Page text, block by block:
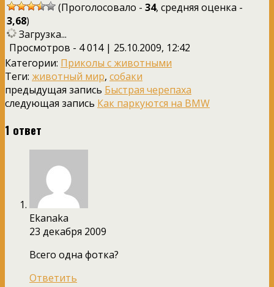
(Проголосовало - 34, средняя оценка -
3,68)
Загрузка...
Просмотров - 4 014 | 25.10.2009, 12:42
Категории: Приколы с животными
Теги: животный мир, собаки
предыдущая запись Быстрая черепаха
следующая запись Как паркуются на BMW
1 ответ
Ekanaka
23 декабря 2009
Всего одна фотка?
Ответить